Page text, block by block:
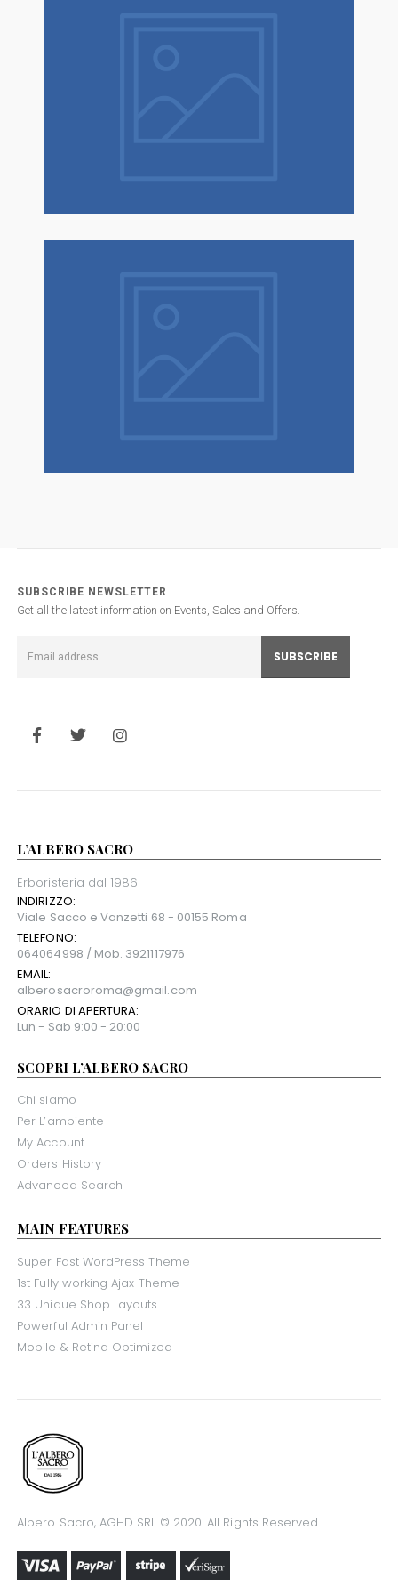
Get all the latest information on Events, Sales and Offers.
L’ALBERO SACRO
Erboristeria dal 1986
INDIRIZZO:
Viale Sacco e Vanzetti 68 - 00155 Roma
TELEFONO:
064064998 / Mob. 3921117976
EMAIL:
alberosacroroma@gmail.com
ORARIO DI APERTURA:
Lun - Sab 9:00 - 20:00
SCOPRI L’ALBERO SACRO
Chi siamo
Per L’ambiente
My Account
Orders History
Advanced Search
MAIN FEATURES
Super Fast WordPress Theme
1st Fully working Ajax Theme
33 Unique Shop Layouts
Powerful Admin Panel
Mobile & Retina Optimized
Albero Sacro, AGHD SRL © 2020. All Rights Reserved